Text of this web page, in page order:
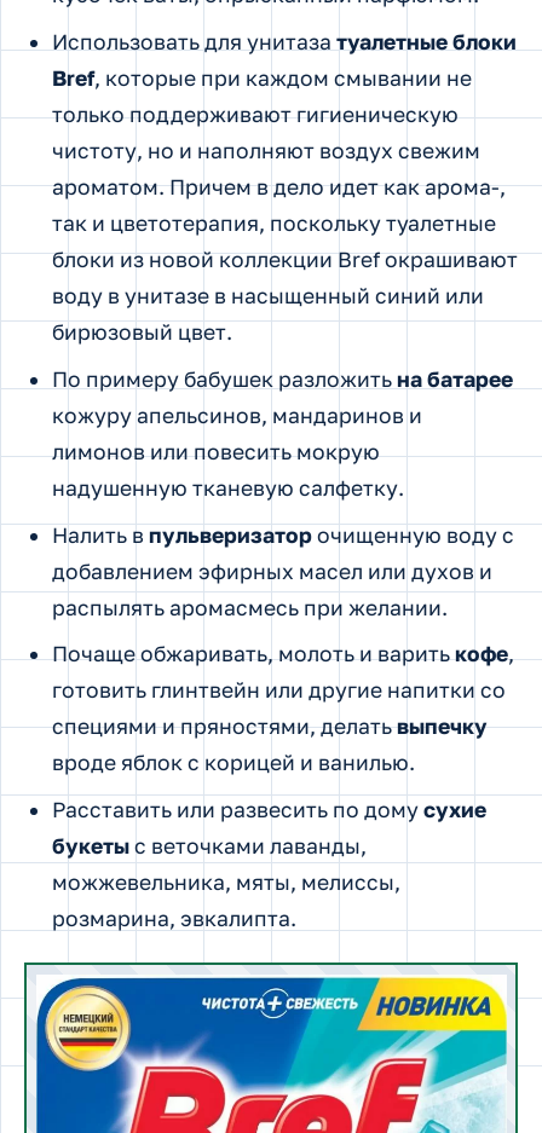
Использовать для унитаза туалетные блоки
Bref, которые при каждом смывании не
только поддерживают гигиеническую
чистоту, но и наполняют воздух свежим
ароматом. Причем в дело идет как арома-,
так и цветотерапия, поскольку туалетные
блоки из новой коллекции Bref окрашивают
воду в унитазе в насыщенный синий или
бирюзовый цвет.
По примеру бабушек разложитьна батарее
кожуру апельсинов, мандаринов и
лимонов или повесить мокрую
надушенную тканевую салфетку.
Налить в пульверизаторочищенную воду с
добавлением эфирных масел или духов и
распылять аромасмесь при желании.
Почаще обжаривать, молоть и варитькофе,
готовить глинтвейн или другие напитки со
специями и пряностями, делатьвыпечку
вроде яблок с корицей и ванилью.
Расставить или развесить по домусухие
букетыс веточками лаванды,
можжевельника, мяты, мелиссы,
розмарина, эвкалипта.